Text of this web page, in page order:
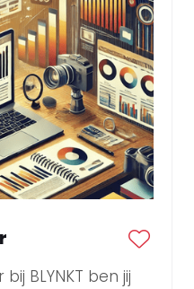
BLYNKT ben jij